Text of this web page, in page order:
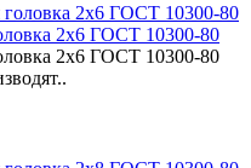
2x6 ГОСТ 10300-80
2x6 ГОСТ 10300-80